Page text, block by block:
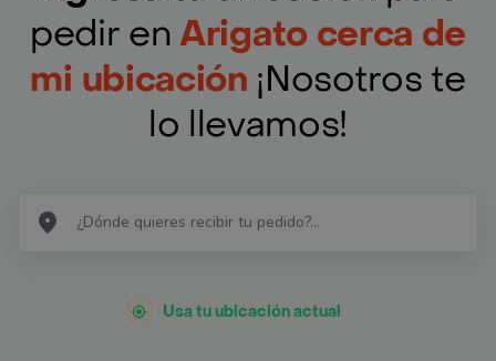
pedir enArigato cerca de
mi ubicación ¡Nosotros te
lo llevamos!
Usa tu ubicación actual